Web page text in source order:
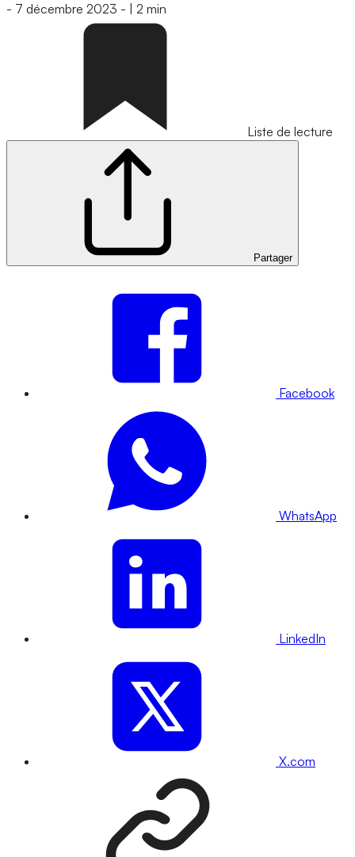
- 7 décembre 2023 - 2 min
Liste de lecture
Partager
Facebook
WhatsApp
LinkedIn
X.com